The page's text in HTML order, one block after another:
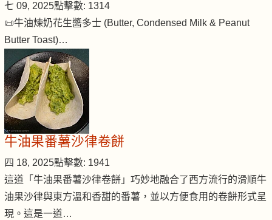
七 09, 2025點擊數: 1314
📜牛油煉奶花生醬多士 (Butter, Condensed Milk & Peanut
Butter Toast)…
牛油果番薯沙律卷餅
四 18, 2025點擊數: 1941
這道「牛油果番薯沙律卷餅」巧妙地融合了西方流行的滑順牛
油果沙律與東方溫和香甜的番薯，並以方便食用的卷餅形式呈
現。這是一道…